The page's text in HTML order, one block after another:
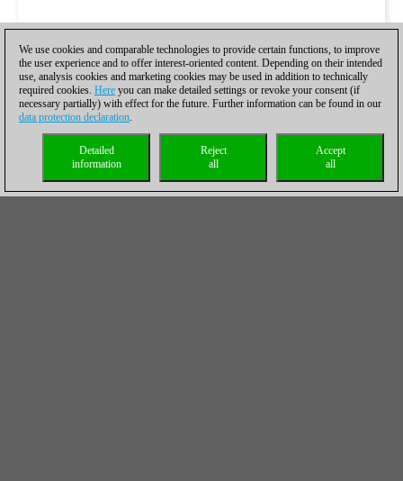
We use cookies and comparable technologies to provide certain functions, to improve
the user experience and to offer interest-oriented content. Depending on their intended
use, analysis cookies and marketing cookies may be used in addition to technically
required cookies. Here you can make detailed settings or revoke your consent (if
necessary partially) with effect for the future. Further information can be found in our
data protection declaration.
Accept
all
Reject
all
Detailed
information